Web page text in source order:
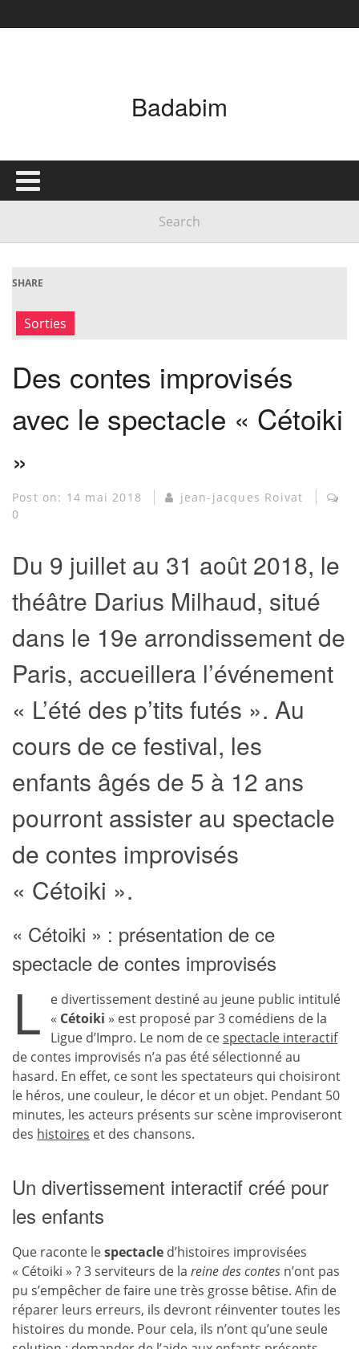
Badabim
SHARE
Sorties
Des contes improvisés
avec le spectacle « Cétoiki
»
Post on: 14 mai 2018
jean-jacques Roivat
0
Du 9 juillet au 31 août 2018, le
théâtre Darius Milhaud, situé
dans le 19e arrondissement de
Paris, accueillera l’événement
« L’été des p’tits futés ». Au
cours de ce festival, les
enfants âgés de 5 à 12 ans
pourront assister au spectacle
de contes improvisés
« Cétoiki ».
« Cétoiki » : présentation de ce
spectacle de contes improvisés
L
e divertissement destiné au jeune public intitulé
« Cétoiki » est proposé par 3 comédiens de la
Ligue d’Impro. Le nom de cespectacle interactif
de contes improvisés n’a pas été sélectionné au
hasard. En effet, ce sont les spectateurs qui choisiront
le héros, une couleur, le décor et un objet. Pendant 50
minutes, les acteurs présents sur scène improviseront
des histoires et des chansons.
Un divertissement interactif créé pour
les enfants
Que raconte lespectacle d’histoires improvisées
« Cétoiki » ? 3 serviteurs de la reine des contes n’ont pas
pu s’empêcher de faire une très grosse bêtise. Afin de
réparer leurs erreurs, ils devront réinventer toutes les
histoires du monde. Pour cela, ils n’ont qu’une seule